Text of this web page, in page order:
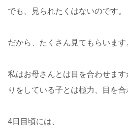
でも、見られたくはないのです。
だから、たくさん見てもらいます
私はお母さんとは目を合わせま
りをしている子とは極力、目を合
4日目頃には、